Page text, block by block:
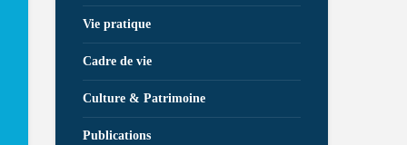
Vie pratique
Cadre de vie
Culture & Patrimoine
Publications